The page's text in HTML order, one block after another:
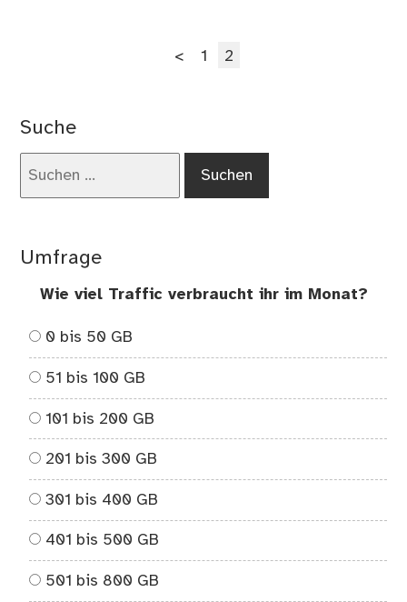
Beiträge
< Seite
1 Seite
2
Suche
Umfrage
Wie viel Traffic verbraucht ihr im Monat?
0 bis 50 GB
51 bis 100 GB
101 bis 200 GB
201 bis 300 GB
301 bis 400 GB
401 bis 500 GB
501 bis 800 GB